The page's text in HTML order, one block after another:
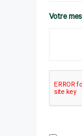
Votre